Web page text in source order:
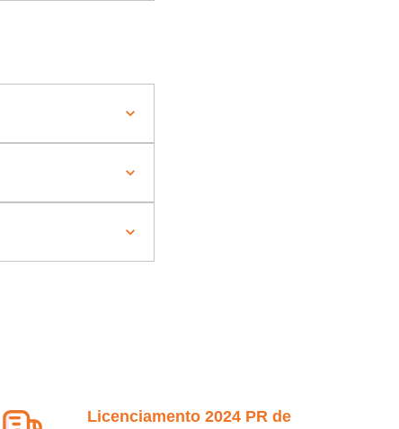
Licenciamento 2024 PR de